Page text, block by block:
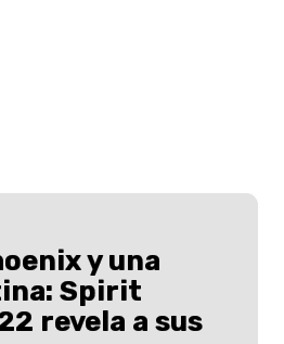
y una
Spirit
revela a sus